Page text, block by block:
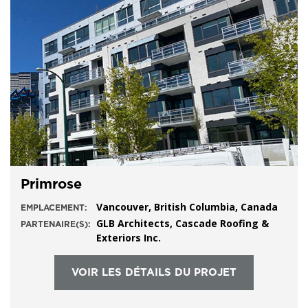
Primrose
EMPLACEMENT: Vancouver, British Columbia, Canada
PARTENAIRE(S):
GLB Architects, Cascade Roofing &
Exteriors Inc.
VOIR LES DÉTAILS DU PROJET